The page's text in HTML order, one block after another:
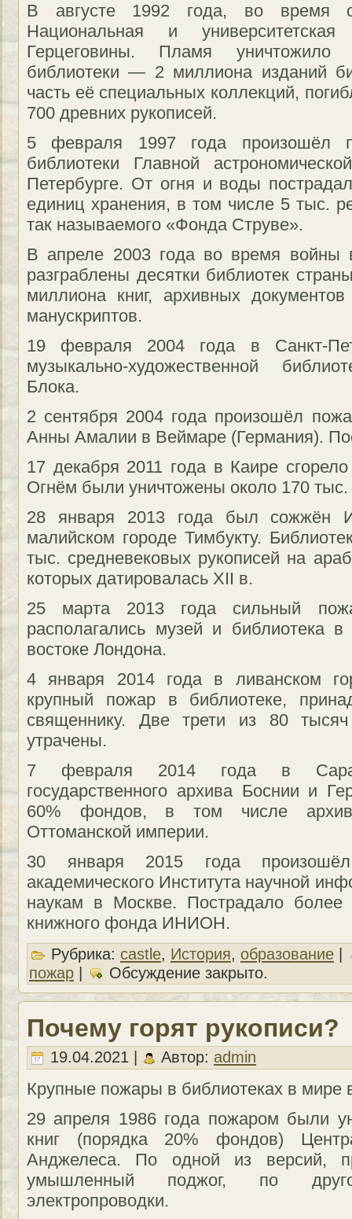
В августе 1992 года, во время
Национальная и
Герцеговины. Пламя
библиотеки — 2 миллиона изданий
часть её специальных коллекций,
700 древних рукописей.
5 февраля 1997 года произошёл
библиотеки Главной
Петербурге. От огня и воды
единиц хранения, в том числе 5 тыс.
так называемого «Фонда Струве».
В апреле 2003 года во время
разграблены десятки библиотек
миллиона книг, архивных
манускриптов.
19 февраля 2004 года в Санкт-
музыкально-художественной
Блока.
2 сентября 2004 года произошёл
Анны Амалии в Веймаре (Германия).
17 декабря 2011 года в Каире
Огнём были уничтожены около 170 тыс.
28 января 2013 года был сожжён
малийском городе Тимбукту.
тыс. средневековых рукописей на
которых датировалась XII в.
25 марта 2013 года сильный
располагались музей и библиотека
востоке Лондона.
4 января 2014 года в ливанском
крупный пожар в библиотеке,
священнику. Две трети из 80
утрачены.
7 февраля 2014 года в
государственного архива Боснии и
60% фондов, в том числе
Оттоманской империи.
30 января 2015 года
академического Института научной
наукам в Москве. Пострадало более
книжного фонда ИНИОН.
Рубрика: castle, История, образование
пожар
Обсуждение закрыто.
Почему горят рукописи?
19.04.2021 | Автор: admin
Крупные пожары в библиотеках в мире
29 апреля 1986 года пожаром были
книг (порядка 20% фондов)
Анджелеса. По одной из версий,
умышленный поджог, по
электропроводки.